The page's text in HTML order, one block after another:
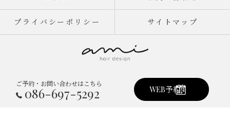
ご予約・お問い合わせはこちら
086-697-5292 WEB予約
プライバシーポリシー サイトマップ
© 2026 岡山県倉敷市真備町の美容室ならami hair design ALL RIGHTS
RESERVED.